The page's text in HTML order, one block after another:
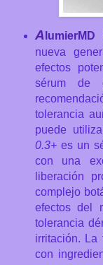
A lumierMD
nueva
efectos
sérum de
tolerancia
puede
0.3+es un
con una
liberación
complejo
efectos del
tolerancia
irritación. La
con